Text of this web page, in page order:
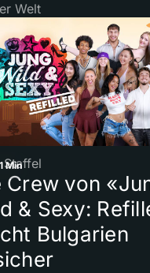
Welt
1 Min
Staffel
Crew von
& Sexy:
Bulgarien